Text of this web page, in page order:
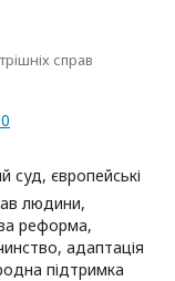
справ
суд, європейські
людини,
реформа,
адаптація
підтримка